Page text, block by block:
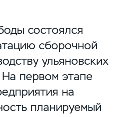
состоялся
сборочной
ульяновских
первом этапе
на
планируемый